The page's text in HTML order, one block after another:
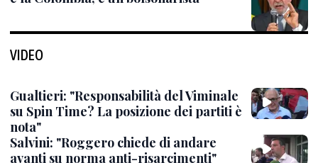
VIDEO
Gualtieri: "Responsabilità del Viminale
su Spin Time? La posizione dei partiti è
nota"
Salvini: "Roggero chiede di andare
avanti su norma anti-risarcimenti"